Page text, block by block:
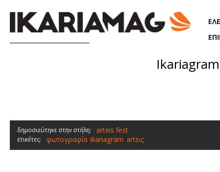
δημοσιεύτηκε στην στήλη: arteis fest
ετικέτες: φωτογραφία, ikariagram, artεις